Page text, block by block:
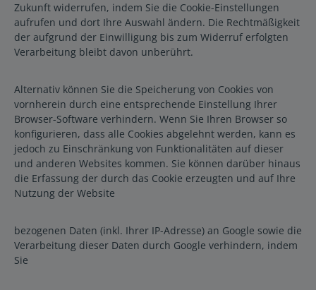
Zukunft widerrufen, indem Sie die Cookie-Einstellungen
aufrufen und dort Ihre Auswahl ändern. Die Rechtmäßigkeit
der aufgrund der Einwilligung bis zum Widerruf erfolgten
Verarbeitung bleibt davon unberührt.
Alternativ können Sie die Speicherung von Cookies von
vornherein durch eine entsprechende Einstellung Ihrer
Browser-Software verhindern. Wenn Sie Ihren Browser so
konfigurieren, dass alle Cookies abgelehnt werden, kann es
jedoch zu Einschränkung von Funktionalitäten auf dieser
und anderen Websites kommen. Sie können darüber hinaus
die Erfassung der durch das Cookie erzeugten und auf Ihre
Nutzung der Website
bezogenen Daten (inkl. Ihrer IP-Adresse) an Google sowie die
Verarbeitung dieser Daten durch Google verhindern, indem
Sie